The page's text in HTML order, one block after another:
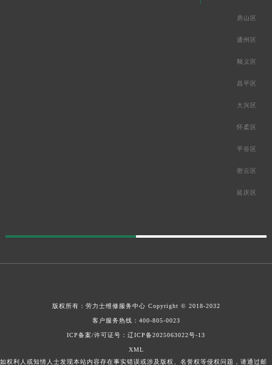
房山区
通州区
顺义区
昌平区
大兴区
怀柔区
平谷区
密云区
延庆区
版权所有： 劳力士维修服务中心 Copyright © 2018-2032
客户服务热线： 400-805-0023
ICP备案/许可证号：辽ICP备2025063022号-13
XML
如权利人或知情人士发现本站内容存在事实错误或涉及版权、名誉权等侵权问题，请通过邮